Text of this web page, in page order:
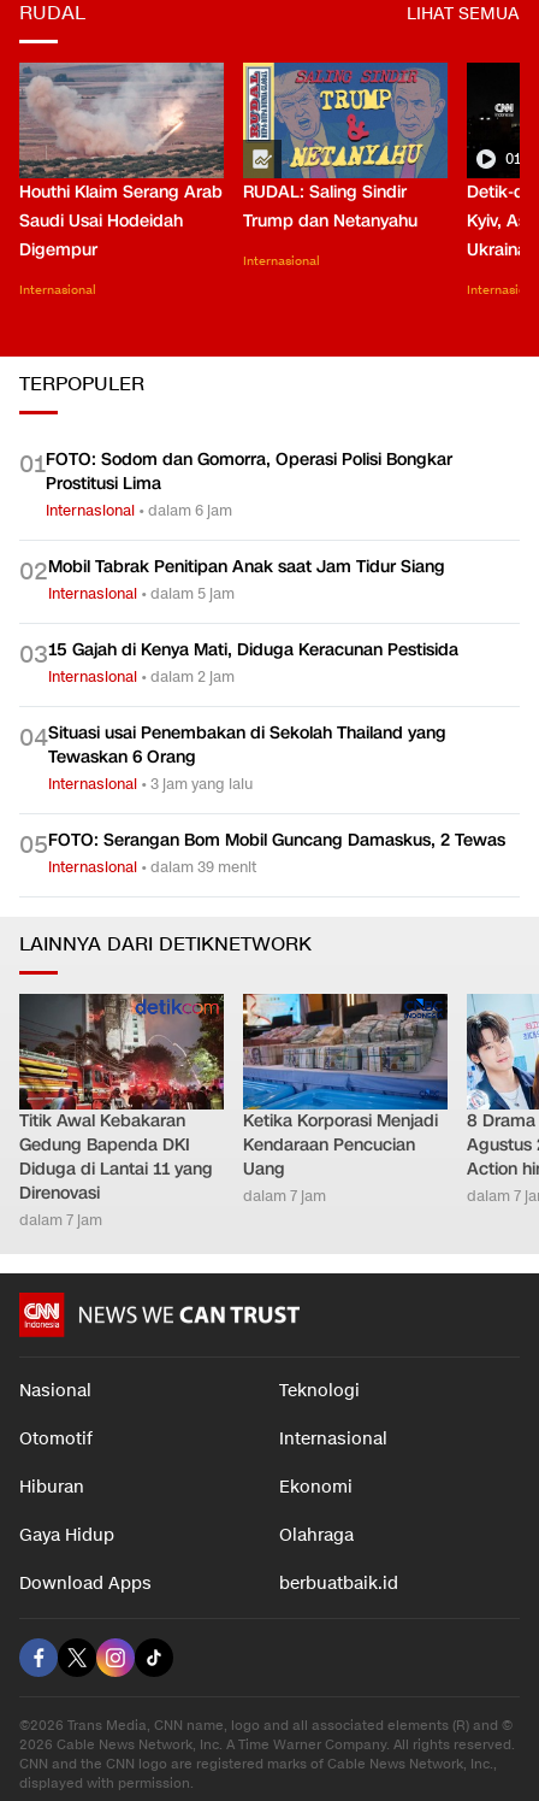
RUDAL LIHAT SEMUA
Houthi Klaim Serang Arab
Saudi Usai Hodeidah
Digempur
Internasional
RUDAL: Saling Sindir
Trump dan Netanyahu
Internasional
Detik-
Kyiv,
Ukraina
TERPOPULER
01FOTO: Sodom dan Gomorra, Operasi Polisi Bongkar
Prostitusi Lima
Internasional •dalam 6 jam
02Mobil Tabrak Penitipan Anak saat Jam Tidur Siang
Internasional •dalam 5 jam
0315 Gajah di Kenya Mati, Diduga Keracunan Pestisida
Internasional •dalam 2 jam
04Situasi usai Penembakan di Sekolah Thailand yang
Tewaskan 6 Orang
Internasional •3 jam yang lalu
05FOTO: Serangan Bom Mobil Guncang Damaskus, 2 Tewas
Internasional •dalam 39 menit
LAINNYA DARI DETIKNETWORK
Titik Awal Kebakaran
Gedung Bapenda DKI
Diduga di Lantai 11 yang
Direnovasi
dalam 7 jam
Ketika Korporasi Menjadi
Kendaraan Pencucian
Uang
dalam 7 jam
8 Drama
Agustus
Action
dalam 7
Nasional Teknologi
Otomotif Internasional
Hiburan Ekonomi
Gaya Hidup Olahraga
Download Apps berbuatbaik.id
©2026 Trans Media, CNN name, logo and all associated elements (R) and ©
2026 Cable News Network, Inc. A Time Warner Company. All rights reserved.
CNN and the CNN logo are registered marks of Cable News Network, Inc.,
displayed with permission.